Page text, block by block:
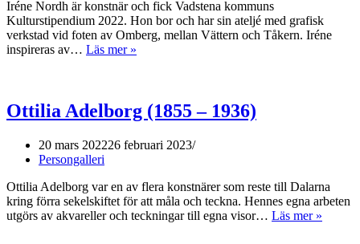
Iréne Nordh är konstnär och fick Vadstena kommuns
Kulturstipendium 2022. Hon bor och har sin ateljé med grafisk
verkstad vid foten av Omberg, mellan Vättern och Tåkern. Iréne
inspireras av… Läs mer »
Iréne
Nordh
Ottilia Adelborg (1855 – 1936)
20 mars 202226 februari 2023
Persongalleri
Ottilia Adelborg var en av flera konstnärer som reste till Dalarna
kring förra sekelskiftet för att måla och teckna. Hennes egna arbeten
utgörs av akvareller och teckningar till egna visor… Läs mer »